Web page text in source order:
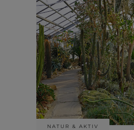
NATUR & AKTIV